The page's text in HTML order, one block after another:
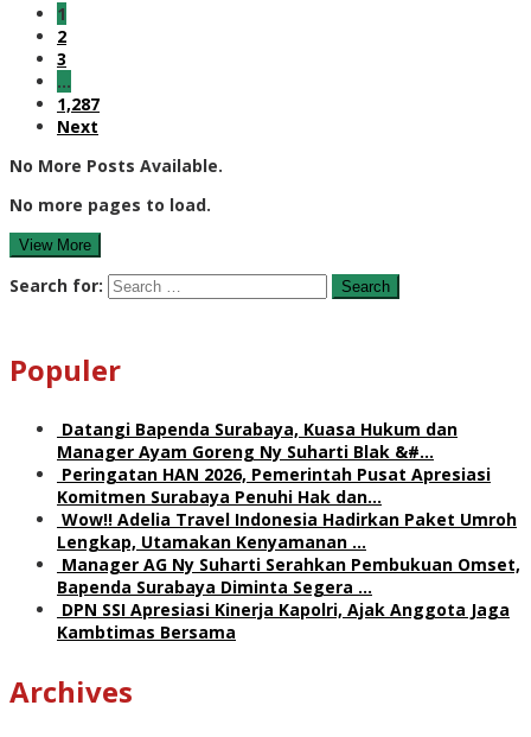
1
2
3
…
1,287
Next
No More Posts Available.
No more pages to load.
View More
Search for:
Populer
Datangi Bapenda Surabaya, Kuasa Hukum dan
Manager Ayam Goreng Ny Suharti Blak &#…
Peringatan HAN 2026, Pemerintah Pusat Apresiasi
Komitmen Surabaya Penuhi Hak dan…
Wow!! Adelia Travel Indonesia Hadirkan Paket Umroh
Lengkap, Utamakan Kenyamanan …
Manager AG Ny Suharti Serahkan Pembukuan Omset,
Bapenda Surabaya Diminta Segera …
DPN SSI Apresiasi Kinerja Kapolri, Ajak Anggota Jaga
Kambtimas Bersama
Archives